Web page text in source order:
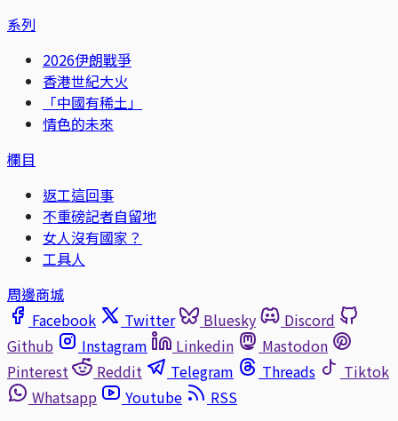
系列
2026伊朗戰爭
香港世紀大火
「中國有稀土」
情色的未來
欄目
返工這回事
不重磅記者自留地
女人沒有國家？
工具人
周邊商城
Facebook
Twitter Bluesky
Discord
Github
Instagram Linkedin
Mastodon
Pinterest
Reddit Telegram Threads
Tiktok
Whatsapp
Youtube
RSS